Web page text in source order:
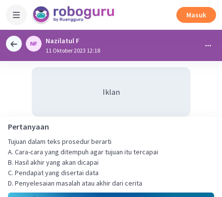
Masuk
Nazilatul F
11 Oktober 2023 12:18
Iklan
Pertanyaan
Tujuan dalam teks prosedur berarti
A. Cara-cara yang ditempuh agar tujuan itu tercapai
B. Hasil akhir yang akan dicapai
C. Pendapat yang disertai data
D. Penyelesaian masalah atau akhir dari cerita